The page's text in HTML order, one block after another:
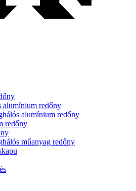
alumínium redőny
alumínium redőny
redőny
műanyag redőny